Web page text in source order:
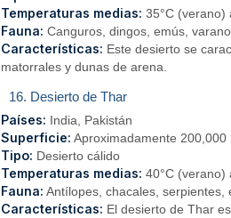
Temperaturas medias: 35°C (verano)
Fauna: Canguros, dingos, emús,
Características: Este desierto se
matorrales y dunas de arena.
16. Desierto de Thar
Países: India, Pakistán
Superficie: Aproximadamente 200,000
Tipo: Desierto cálido
Temperaturas medias: 40°C (verano)
Fauna: Antílopes, chacales, serpientes,
Características: El desierto de Thar